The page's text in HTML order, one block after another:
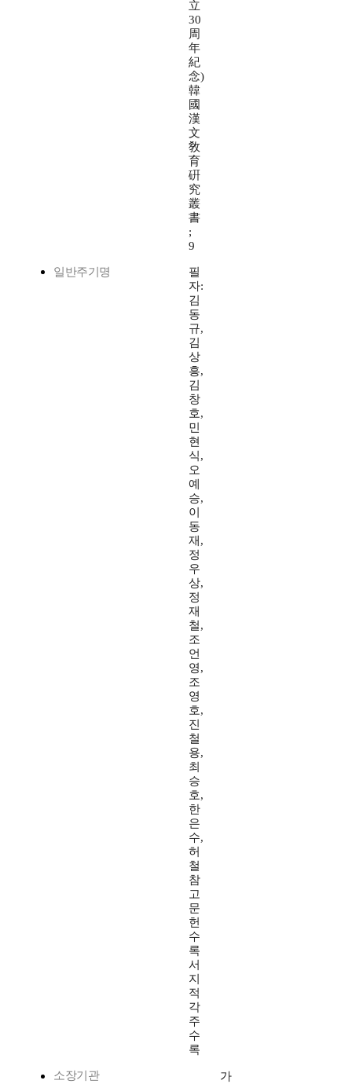
立
30
周
年
紀
念)
韓
國
漢
文
敎
育
硏
究
叢
書
;
9
일반주기명
필
자:
김
동
규,
김
상
흥,
김
창
호,
민
현
식,
오
예
승,
이
동
재,
정
우
상,
정
재
철,
조
언
영,
조
영
호,
진
철
용,
최
승
호,
한
은
수,
허
철
참
고
문
헌
수
록
서
지
적
각
주
수
록
소장기관
가